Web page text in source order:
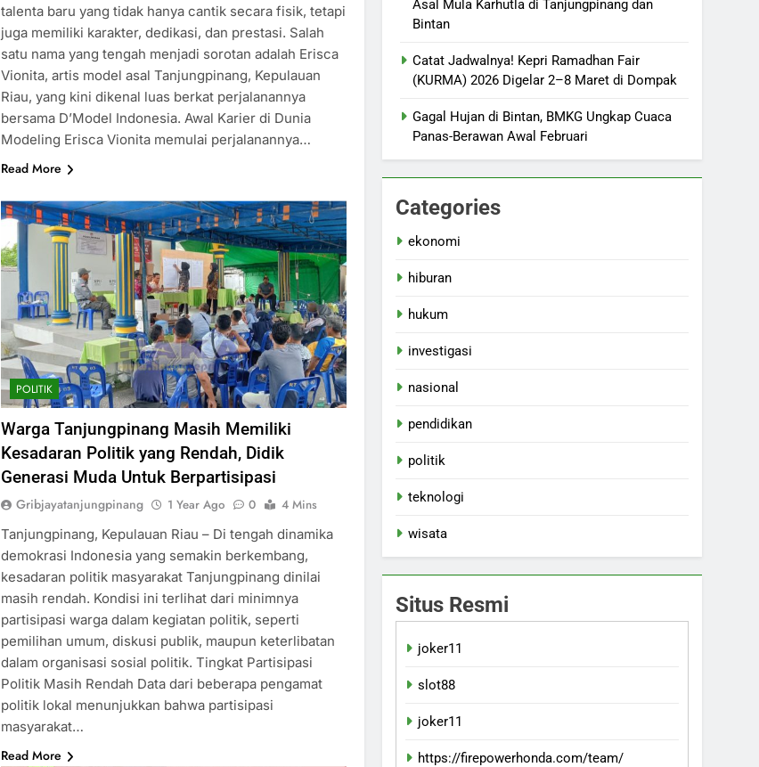
talenta baru yang tidak hanya cantik secara fisik, tetapi
juga memiliki karakter, dedikasi, dan prestasi. Salah
satu nama yang tengah menjadi sorotan adalah Erisca
Vionita, artis model asal Tanjungpinang, Kepulauan
Riau, yang kini dikenal luas berkat perjalanannya
bersama D’Model Indonesia. Awal Karier di Dunia
Modeling Erisca Vionita memulai perjalanannya…
Read More
POLITIK
Warga Tanjungpinang Masih Memiliki
Kesadaran Politik yang Rendah, Didik
Generasi Muda Untuk Berpartisipasi
Gribjayatanjungpinang 1 Year Ago 0
4 Mins
Tanjungpinang, Kepulauan Riau – Di tengah dinamika
demokrasi Indonesia yang semakin berkembang,
kesadaran politik masyarakat Tanjungpinang dinilai
masih rendah. Kondisi ini terlihat dari minimnya
partisipasi warga dalam kegiatan politik, seperti
pemilihan umum, diskusi publik, maupun keterlibatan
dalam organisasi sosial politik. Tingkat Partisipasi
Politik Masih Rendah Data dari beberapa pengamat
politik lokal menunjukkan bahwa partisipasi
masyarakat…
Read More
Asal Mula Karhutla di Tanjungpinang dan
Bintan
Catat Jadwalnya! Kepri Ramadhan Fair
(KURMA) 2026 Digelar 2–8 Maret di Dompak
Gagal Hujan di Bintan, BMKG Ungkap Cuaca
Panas-Berawan Awal Februari
Categories
ekonomi
hiburan
hukum
investigasi
nasional
pendidikan
politik
teknologi
wisata
Situs Resmi
joker11
slot88
joker11
https://firepowerhonda.com/team/